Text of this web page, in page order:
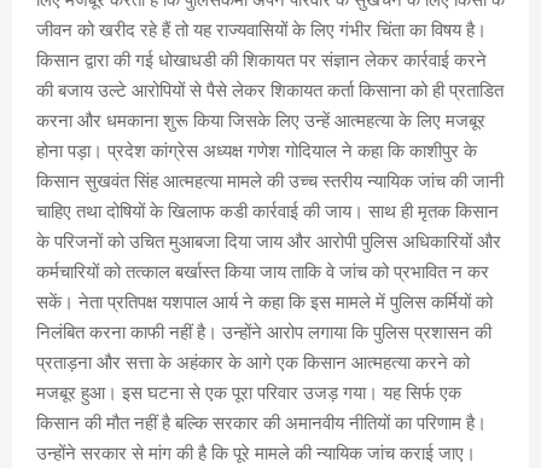
जीवन को खरीद रहे हैं तो यह राज्यवासियों के लिए गंभीर चिंता का विषय है।
किसान द्वारा की गई धोखाधडी की शिकायत पर संज्ञान लेकर कार्रवाई करने
की बजाय उल्टे आरोपियों से पैसे लेकर शिकायत कर्ता किसाना को ही प्रताडित
करना और धमकाना शुरू किया जिसके लिए उन्हें आत्महत्या के लिए मजबूर
होना पड़ा। प्रदेश कांग्रेस अध्यक्ष गणेश गोदियाल ने कहा कि काशीपुर के
किसान सुखवंत सिंह आत्महत्या मामले की उच्च स्तरीय न्यायिक जांच की जानी
चाहिए तथा दोषियों के खिलाफ कडी कार्रवाई की जाय। साथ ही मृतक किसान
के परिजनों को उचित मुआबजा दिया जाय और आरोपी पुलिस अधिकारियों और
कर्मचारियों को तत्काल बर्खास्त किया जाय ताकि वे जांच को प्रभावित न कर
सकें। नेता प्रतिपक्ष यशपाल आर्य ने कहा कि इस मामले में पुलिस कर्मियों को
निलंबित करना काफी नहीं है। उन्होंने आरोप लगाया कि पुलिस प्रशासन की
प्रताड़ना और सत्ता के अहंकार के आगे एक किसान आत्महत्या करने को
मजबूर हुआ। इस घटना से एक पूरा परिवार उजड़ गया। यह सिर्फ एक
किसान की मौत नहीं है बल्कि सरकार की अमानवीय नीतियों का परिणाम है।
उन्होंने सरकार से मांग की है कि पूरे मामले की न्यायिक जांच कराई जाए।